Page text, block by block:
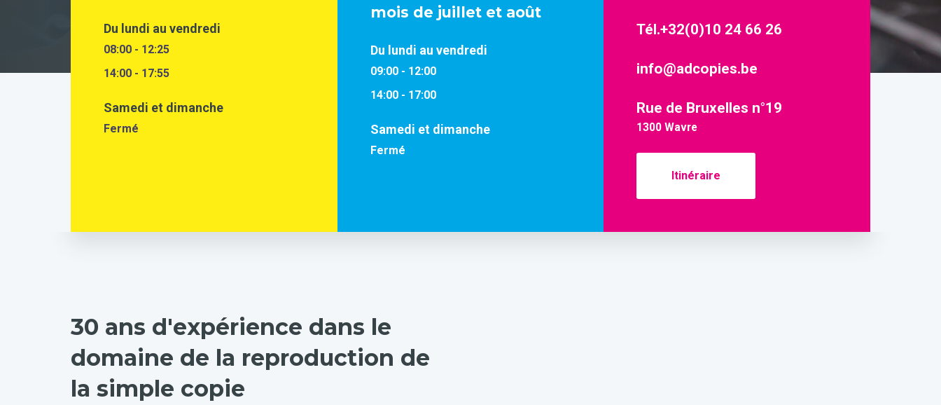
Du lundi au vendredi
08:00 - 12:25
14:00 - 17:55
Samedi et dimanche
Fermé
mois de juillet et août
Du lundi au vendredi
09:00 - 12:00
14:00 - 17:00
Samedi et dimanche
Fermé
Tél.+32(0)10 24 66 26
info@adcopies.be
Rue de Bruxelles n°19
1300 Wavre
Itinéraire
30 ans d'expérience dans le
domaine de la reproduction de
la simple copie